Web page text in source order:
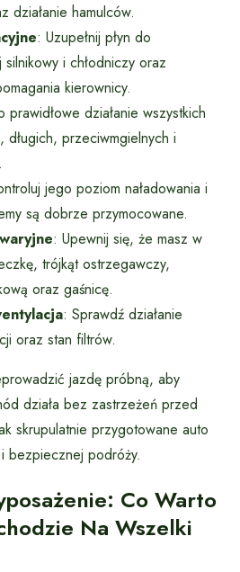
działanie hamulców.
: Uzupełnij płyn do
i chłodniczy oraz
kierownicy.
prawidłowe działanie wszystkich
długich, przeciwmgielnych i
jego poziom naładowania i
są dobrze przymocowane.
: Upewnij się, że masz w
trójkąt ostrzegawczy,
oraz gaśnicę.
: Sprawdź działanie
oraz stan filtrów.
jazdę próbną, aby
działa bez zastrzeżeń przed
skrupulatnie przygotowane auto
bezpiecznej podróży.
Co Warto
Na Wszelki